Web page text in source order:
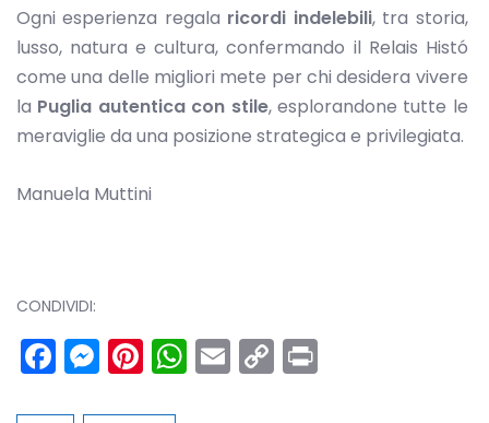
Ogni esperienza regala ricordi indelebili, tra storia,
lusso, natura e cultura, confermando il Relais Histó
come una delle migliori mete per chi desidera vivere
la Puglia autentica con stile, esplorandone tutte le
meraviglie da una posizione strategica e privilegiata.
Manuela Muttini
CONDIVIDI:
Facebook
Messenger
Pinterest
WhatsApp
Email
Copy
Link